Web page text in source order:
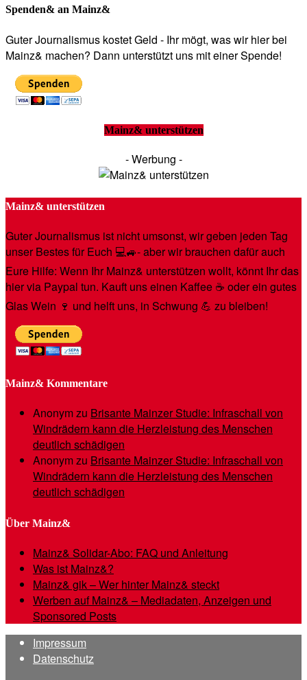
Spenden& an Mainz&
Guter Journalismus kostet Geld - Ihr mögt, was wir hier bei
Mainz& machen? Dann unterstützt uns mit einer Spende!
Mainz& unterstützen
- Werbung -
Mainz& unterstützen
Guter Journalismus ist nicht umsonst, wir geben jeden Tag
unser Bestes für Euch 💻🚙- aber wir brauchen dafür auch
Eure Hilfe: Wenn Ihr Mainz& unterstützen wollt, könnt Ihr das
hier via Paypal tun. Kauft uns einen Kaffee ☕️ oder ein gutes
Glas Wein 🍷 und helft uns, in Schwung 💪 zu bleiben!
Mainz& Kommentare
Anonymzu Brisante Mainzer Studie: Infraschall von
Windrädern kann die Herzleistung des Menschen
deutlich schädigen
Anonymzu Brisante Mainzer Studie: Infraschall von
Windrädern kann die Herzleistung des Menschen
deutlich schädigen
Über Mainz&
Mainz& Solidar-Abo: FAQ und Anleitung
Was ist Mainz&?
Mainz& gik – Wer hinter Mainz& steckt
Werben auf Mainz& – Mediadaten, Anzeigen und
Sponsored Posts
Impressum
Datenschutz